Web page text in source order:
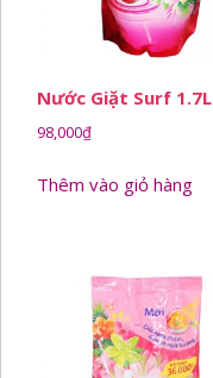
Nước Giặt Surf 1.7L
98,000₫
Thêm vào giỏ hàng